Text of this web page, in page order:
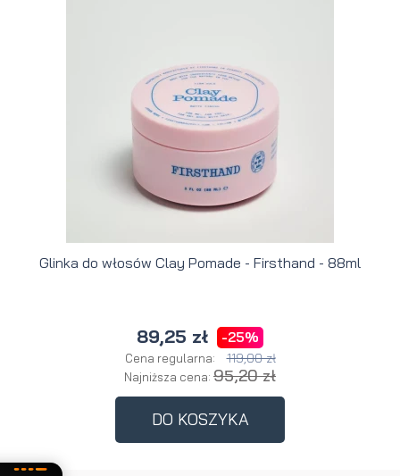
Glinka do włosów Clay Pomade - Firsthand - 88ml
89,25 zł -25%
Cena regularna: 119,00 zł
Najniższa cena: 95,20 zł
DO KOSZYKA